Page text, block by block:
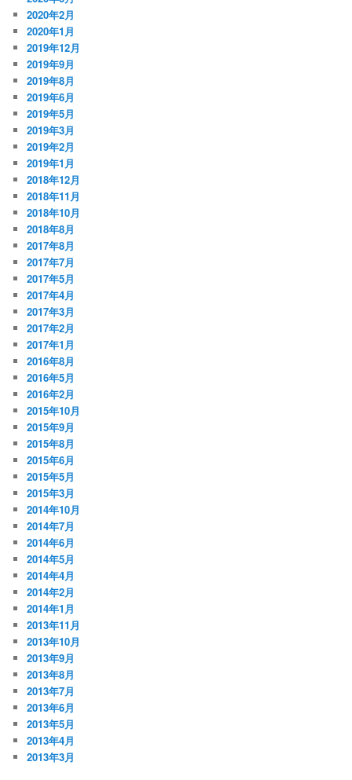
2020年2月
2020年1月
2019年12月
2019年9月
2019年8月
2019年6月
2019年5月
2019年3月
2019年2月
2019年1月
2018年12月
2018年11月
2018年10月
2018年8月
2017年8月
2017年7月
2017年5月
2017年4月
2017年3月
2017年2月
2017年1月
2016年8月
2016年5月
2016年2月
2015年10月
2015年9月
2015年8月
2015年6月
2015年5月
2015年3月
2014年10月
2014年7月
2014年6月
2014年5月
2014年4月
2014年2月
2014年1月
2013年11月
2013年10月
2013年9月
2013年8月
2013年7月
2013年6月
2013年5月
2013年4月
2013年3月